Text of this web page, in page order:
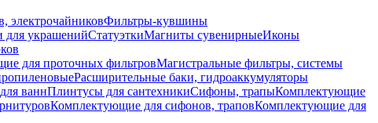
электрочайниковФильтры-кувшины
для украшенийСтатуэткиМагниты сувенирныеИконы
для проточных фильтровМагистральные фильтры, системы
Расширительные баки, гидроаккумуляторы
ваннПлинтусы для сантехникиСифоны, трапыКомплектующие
Комплектующие для сифонов, траповКомплектующие для